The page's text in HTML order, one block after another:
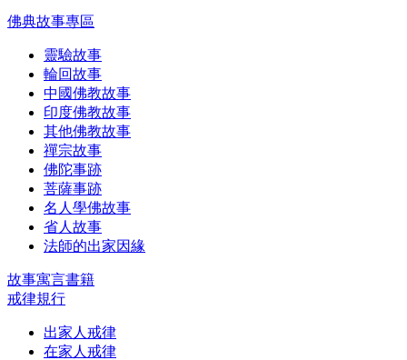
佛典故事專區
靈驗故事
輪回故事
中國佛教故事
印度佛教故事
其他佛教故事
禪宗故事
佛陀事跡
菩薩事跡
名人學佛故事
省人故事
法師的出家因緣
故事寓言書籍
戒律規行
出家人戒律
在家人戒律